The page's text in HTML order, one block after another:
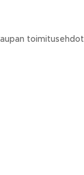
toimitusehdot